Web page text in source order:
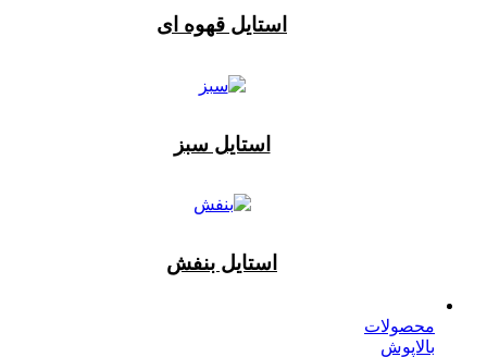
استایل قهوه ای
استایل سبز
استایل بنفش
محصولات
بالاپوش